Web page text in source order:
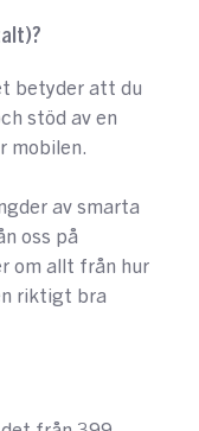
betyder att du
stöd av en
mobilen.
av smarta
oss på
om allt från hur
riktigt bra